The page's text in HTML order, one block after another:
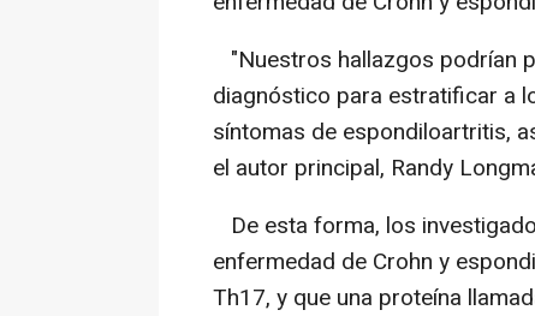
"Nuestros hallazgos podrían
diagnóstico para estratificar a
síntomas de espondiloartritis,
el autor principal, Randy
De esta forma, los
enfermedad de Crohn y
Th17, y que una proteína